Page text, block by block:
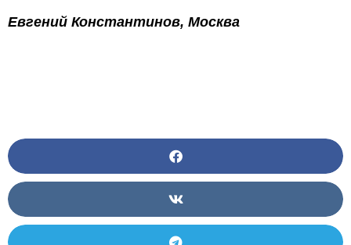
Евгений Константинов, Москва